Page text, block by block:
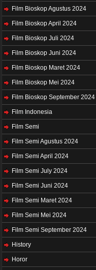
Film Bioskop Agustus 2024
Film Bioskop April 2024
Film Bioskop Juli 2024
Film Bioskop Juni 2024
Film Bioskop Maret 2024
Film Bioskop Mei 2024
Film Bioskop September 2024
Film Indonesia
Film Semi
Film Semi Agustus 2024
Film Semi April 2024
Film Semi July 2024
Film Semi Juni 2024
Film Semi Maret 2024
Film Semi Mei 2024
Film Semi September 2024
History
Horor